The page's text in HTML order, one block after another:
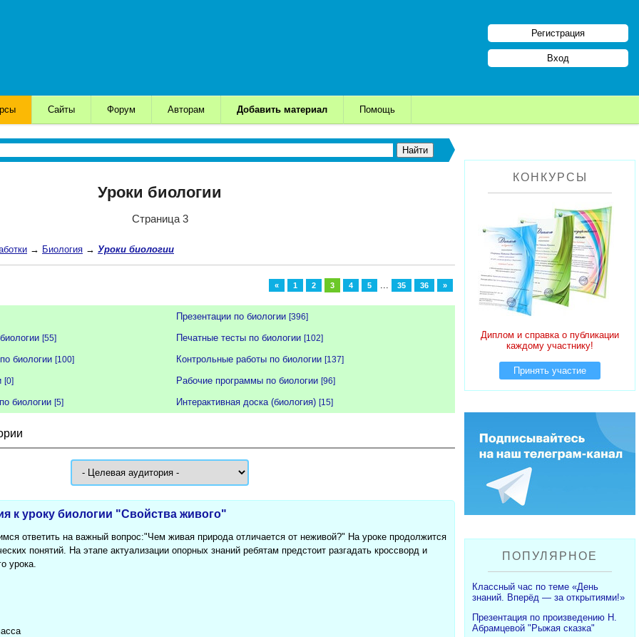
Регистрация
Вход
Сайты Форум Авторам Добавить материал Помощь
Уроки биологии
Страница 3
→ Биология → Уроки биологии
« 1 2 3 4 5 ... 35 36 »
Презентации по биологии [396]
[55] Печатные тесты по биологии [102]
биологии [100] Контрольные работы по биологии [137]
[0] Рабочие программы по биологии [96]
биологии [5] Интерактивная доска (биология) [15]
к уроку биологии "Свойства живого"
ответить на важный вопрос:"Чем живая природа отличается от неживой?" На уроке продолжится
понятий. На этапе актуализации опорных знаний ребятам предстоит разгадать кроссворд и
урока.
КОНКУРСЫ
Диплом и справка о публикации
каждому участнику!
Принять участие
ПОПУЛЯРНОЕ
Классный час по теме «День
знаний. Вперёд — за открытиями!»
Презентация по произведению Н.
Абрамцевой "Рыжая сказка"